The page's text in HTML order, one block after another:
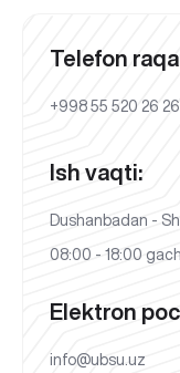
Telefon
+998 55 520 26 26
Ish vaqti:
Dushanbadan -
08:00 - 18:00
Elektron
info@ubsu.uz